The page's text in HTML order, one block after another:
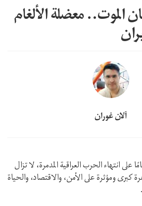
الموت.. معضلة الألغام
آلان غوران
على انتهاء الحرب العراقية المدمرة، لا تزال
كبرى ومؤثرة على الأمن، والاقتصاد، والحياة